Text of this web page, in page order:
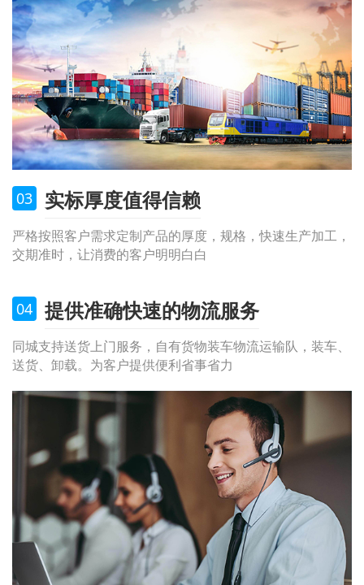
03 实标厚度值得信赖
严格按照客户需求定制产品的厚度，规格，快速生产加工，
交期准时，让消费的客户明明白白
04 提供准确快速的物流服务
同城支持送货上门服务，自有货物装车物流运输队，装车、
送货、卸载。为客户提供便利省事省力